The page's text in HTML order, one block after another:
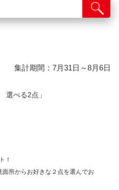
集計期間：7月31日～8月6日
べる2点」
！
所からお好きな２点を選んでお